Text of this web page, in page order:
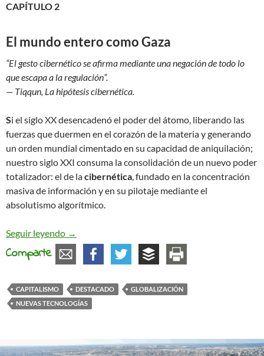
CAPÍTULO 2
El mundo entero como Gaza
“El gesto cibernético se afirma mediante una negación de todo lo
que escapa a la regulación”.
— Tiqqun, La hipótesis cibernética.
Si el siglo XX desencadenó el poder del átomo, liberando las
fuerzas que duermen en el corazón de la materia y generando
un orden mundial cimentado en su capacidad de aniquilación;
nuestro siglo XXI consuma la consolidación de un nuevo poder
totalizador: el de lacibernética, fundado en la concentración
masiva de información y en su pilotaje mediante el
absolutismo algorítmico.
Seguir leyendo O el Mundo Entero Como Gaza, o la Victoria
→
Comparte
CAPITALISMO DESTACADO
GLOBALIZACIÓN
NUEVAS TECNOLOGÍAS